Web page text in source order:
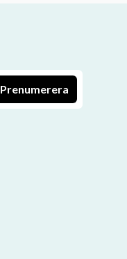
Prenumerera